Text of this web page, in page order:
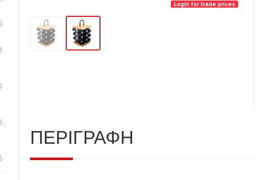
Login for trade prices
ΠΕΡΙΓΡΑΦΗ